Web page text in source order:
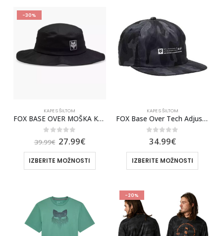
-30%
KAPE S ŠILTOM
FOX BASE OVER MOŠKA KAPA [BLK]
out of 5
39.99€ 27.99€
IZBERITE MOŽNOSTI
KAPE S ŠILTOM
FOX Base Over Tech Adjustable Hat [BLK CAM]
0out of 5
34.99€
IZBERITE MOŽNOSTI
-20%